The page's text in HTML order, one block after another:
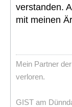
verstanden.
mit meinen
Mein Partner
verloren.
GIST am